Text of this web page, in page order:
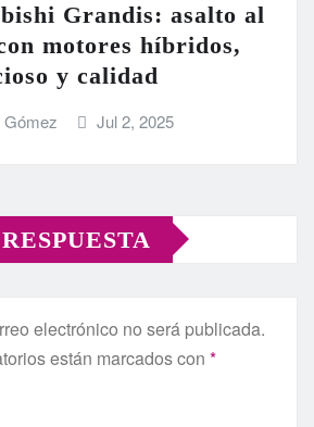
Grandis: asalto al
motores híbridos,
y calidad
Jul 2, 2025
electrónico no será publicada.
están marcados con *